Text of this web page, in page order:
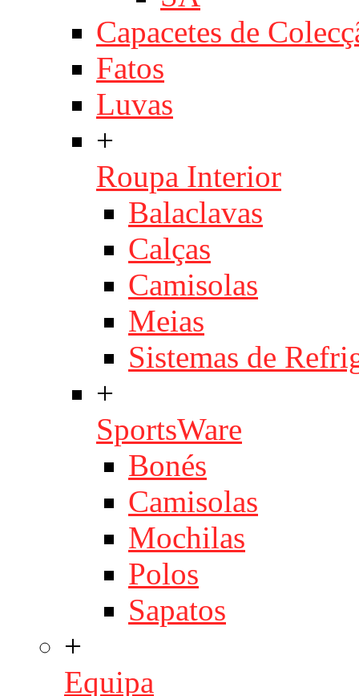
Capacetes de
Fatos
Luvas
+
Roupa Interior
Balaclavas
Calças
Camisolas
Meias
Sistemas de
+
SportsWare
Bonés
Camisolas
Mochilas
Polos
Sapatos
+
Equipa